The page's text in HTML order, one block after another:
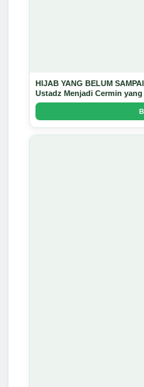
HIJAB YANG BELUM
Ustadz Menjadi Cermin